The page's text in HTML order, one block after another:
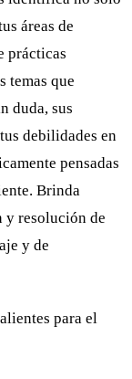
áreas de
prácticas
temas que
duda, sus
debilidades en
pensadas
Brinda
y resolución de
y de
para el